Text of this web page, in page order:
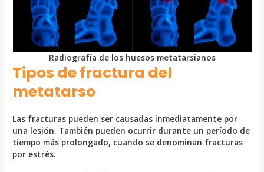
Radiografía de los huesos metatarsianos
Tipos de fractura del
metatarso
Las fracturas pueden ser causadas inmediatamente por
una lesión. También pueden ocurrir durante un período de
tiempo más prolongado, cuando se denominan fracturas
por estrés.